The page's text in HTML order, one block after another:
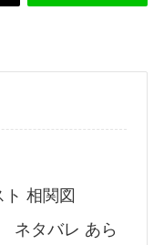
ト 相関図
ネタバレ あら